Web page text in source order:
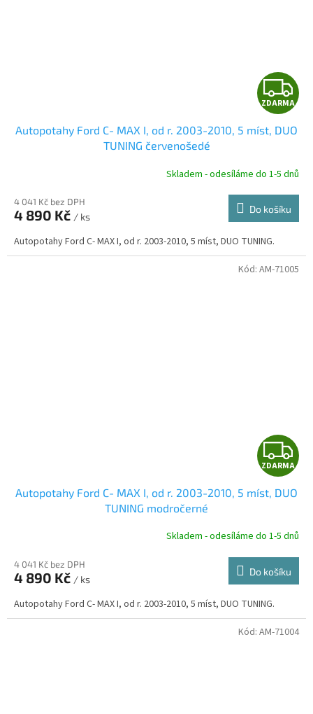
Z
D
R
ZDARMA
Autopotahy Ford C- MAX I, od r. 2003-2010, 5 míst, DUO
TUNING červenošedé
Skladem - odesíláme do 1-5 dnů
4 041 Kč bez DPH
4 890 Kč / ks
Do košíku
Autopotahy Ford C- MAX I, od r. 2003-2010, 5 míst, DUO TUNING.
Z
D
R
ZDARMA
Autopotahy Ford C- MAX I, od r. 2003-2010, 5 míst, DUO
TUNING modročerné
Skladem - odesíláme do 1-5 dnů
4 041 Kč bez DPH
4 890 Kč / ks
Do košíku
Autopotahy Ford C- MAX I, od r. 2003-2010, 5 míst, DUO TUNING.
Kód: AM-71005
Kód: AM-71004